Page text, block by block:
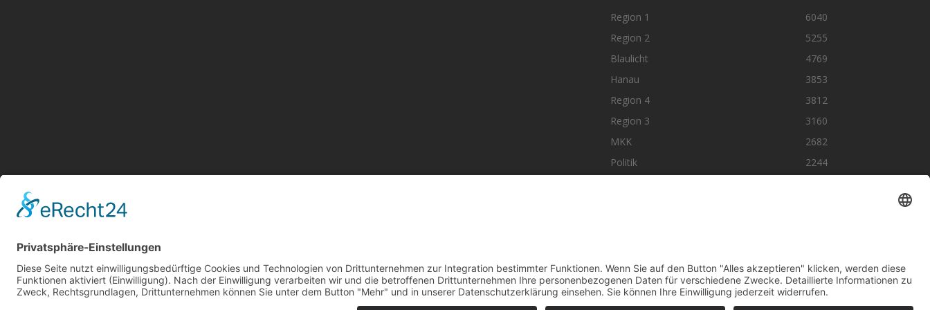
Region 1
6040
Region 2
5255
Blaulicht
4769
Hanau
3853
Region 4
3812
Region 3
3160
MKK
2682
Politik
2244
Kontaktiere uns: team@mkk-echo.de
Folge uns auf SocialMedia